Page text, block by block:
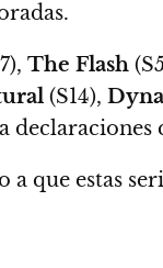
The Flash
(S14),
a que estas